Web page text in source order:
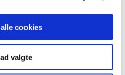
cookies
valgte